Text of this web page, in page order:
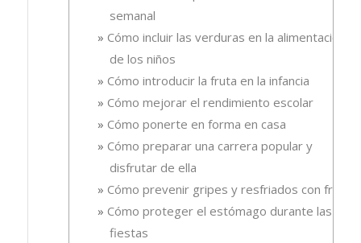
semanal
Cómo incluir las verduras en la alimentación
de los niños
Cómo introducir la fruta en la infancia
Cómo mejorar el rendimiento escolar
Cómo ponerte en forma en casa
Cómo preparar una carrera popular y
disfrutar de ella
Cómo prevenir gripes y resfriados con fruta.
Cómo proteger el estómago durante las
fiestas